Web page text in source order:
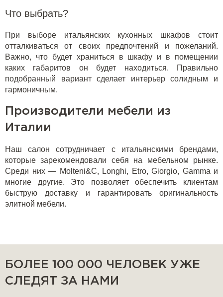
Что выбрать?
При выборе итальянских кухонных шкафов стоит
отталкиваться от своих предпочтений и пожеланий.
Важно, что будет храниться в шкафу и в помещении
каких габаритов он будет находиться. Правильно
подобранный вариант сделает интерьер солидным и
гармоничным.
Производители мебели из
Италии
Наш салон сотрудничает с итальянскими брендами,
которые зарекомендовали себя на мебельном рынке.
Среди них — Molteni&C, Longhi, Etro, Giorgio, Gamma и
многие другие. Это позволяет обеспечить клиентам
быструю доставку и гарантировать оригинальность
элитной мебели.
БОЛЕЕ 100 000 ЧЕЛОВЕК УЖЕ
СЛЕДЯТ ЗА НАМИ